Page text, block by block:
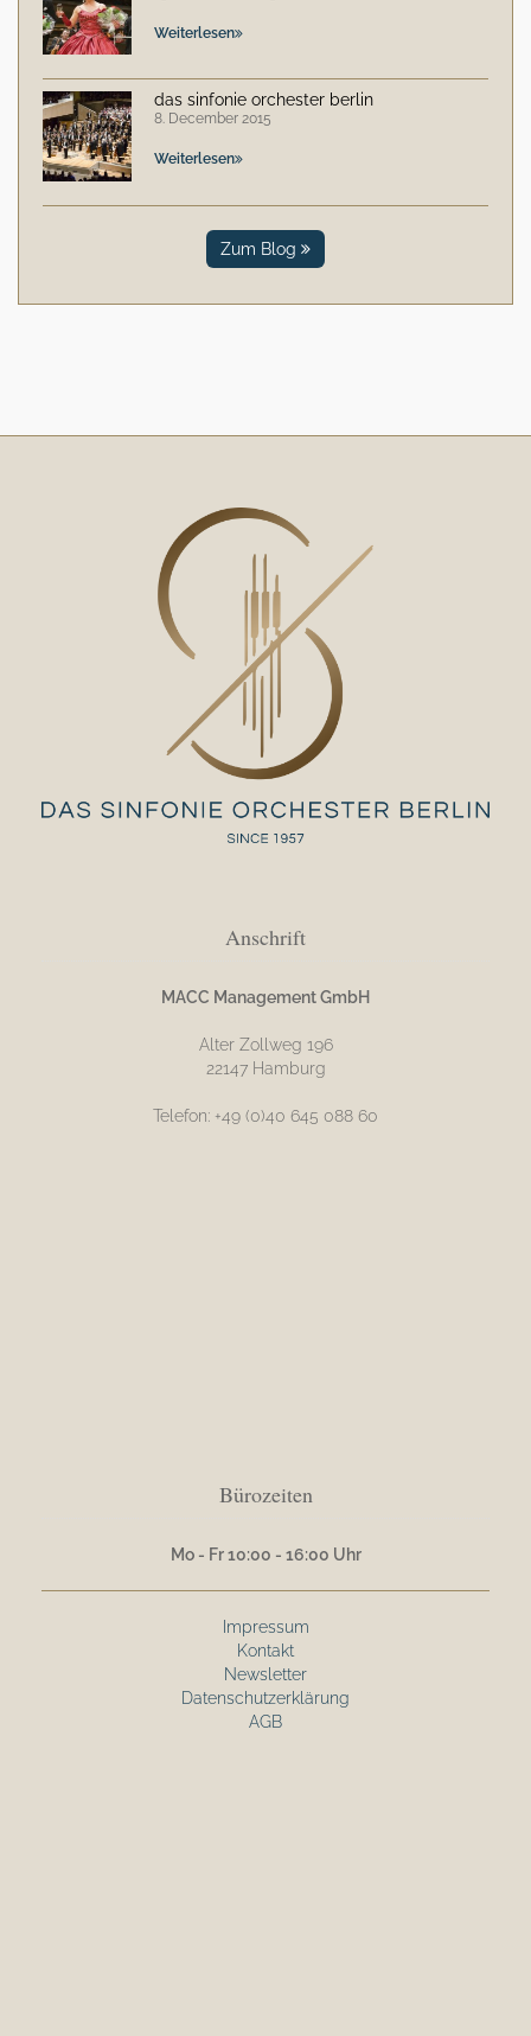
Weiterlesen
das sinfonie orchester berlin
8. December 2015
Weiterlesen
Zum Blog
Anschrift
MACC Management GmbH
Alter Zollweg 196
22147 Hamburg
Telefon: +49 (0)40 645 088 60
Bürozeiten
Mo - Fr 10:00 - 16:00 Uhr
Impressum
Kontakt
Newsletter
Datenschutzerklärung
AGB